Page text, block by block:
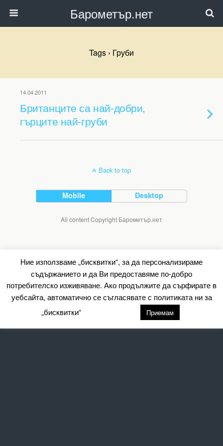
Барометър.нет
Tags › Груби
14.04.2011
Британците са най-добри,
гърците най-груби
Back to top
Mobile Desktop
All content Copyright Барометър.нет
Ние използваме „бисквитки“, за да персонализираме
съдържанието и да Ви предоставяме по-добро
потребителско изживяване. Ако продължите да сърфирате в
уебсайта, автоматично се съгласявате с политиката ни за
„бисквитки“
Приемам